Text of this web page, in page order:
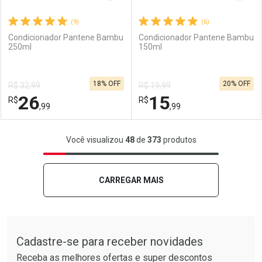
Comprar sem Desconto
Por R$ 37,14/cada
Comprar sem Desconto
Por R$ 37,14/cada
Comprar sem Desconto
Por R$ 15,06/cada
Comprar sem Desconto
Por R$ 15,06/cada
(9)
Condicionador Pantene Bambu
250ml
R$ 32,99
R$26,99
18% OFF
FECHAR
Laboratório
FECHAR
Por Menos
(6)
Condicionador Pantene Bambu
150ml
R$ 19,99
R$15,99
20% OFF
Laboratório
Por Menos
Você visualizou 48de 373 produtos
CARREGAR MAIS
Cadastre-se para receber novidades
Receba as melhores ofertas e super descontos